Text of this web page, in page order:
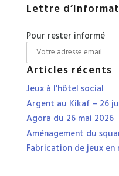
Lettre
Pour rester informé
Articles récents
Jeux à l’hôtel social
Argent au Kikaf – 26
Agora du 26 mai 2026
Aménagement du
Fabrication de jeux en